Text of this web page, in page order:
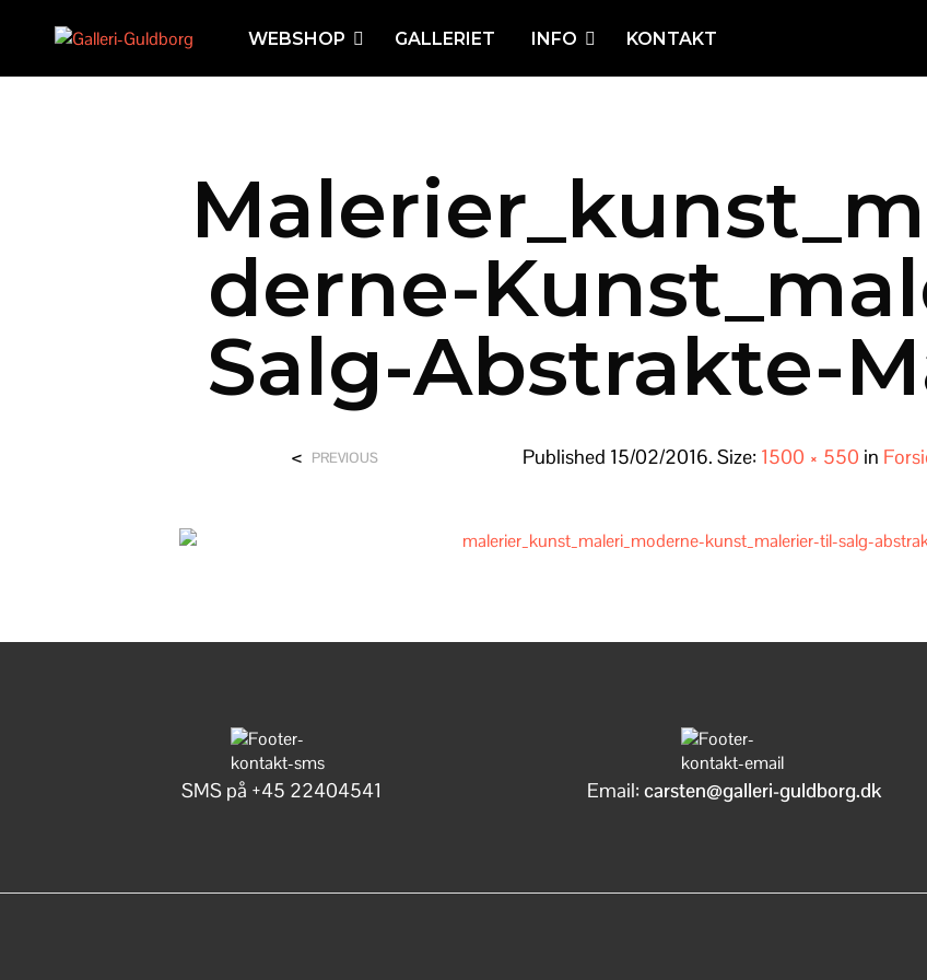
WEBSHOP GALLERIET INFO KONTAKT
Derne-
Salg-Abstrakte-
Published 15/02/2016. Size: 1500 × 550 in
< PREVIOUS
SMS på +45 22404541 Email:carsten@galleri-guldborg.dk